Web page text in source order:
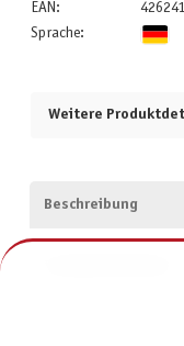
EAN:
Sprache:
Weitere
Beschreibung